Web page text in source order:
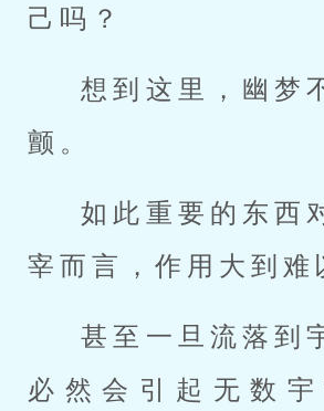
己吗？
想到这里，幽梦
颤。
如此重要的东西
宰而言，作用大到难
甚至一旦流落到
必然会引起无数